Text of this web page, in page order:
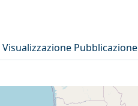
Visualizzazione Pubblicazione